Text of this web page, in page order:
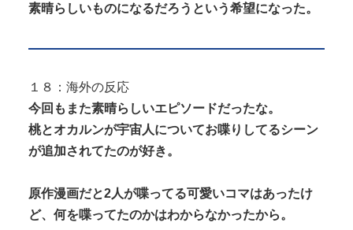
素晴らしいものになるだろうという希望になった。
１８：海外の反応
今回もまた素晴らしいエピソードだったな。
桃とオカルンが宇宙人についてお喋りしてるシーン
が追加されてたのが好き。
原作漫画だと2人が喋ってる可愛いコマはあったけ
ど、何を喋ってたのかはわからなかったから。